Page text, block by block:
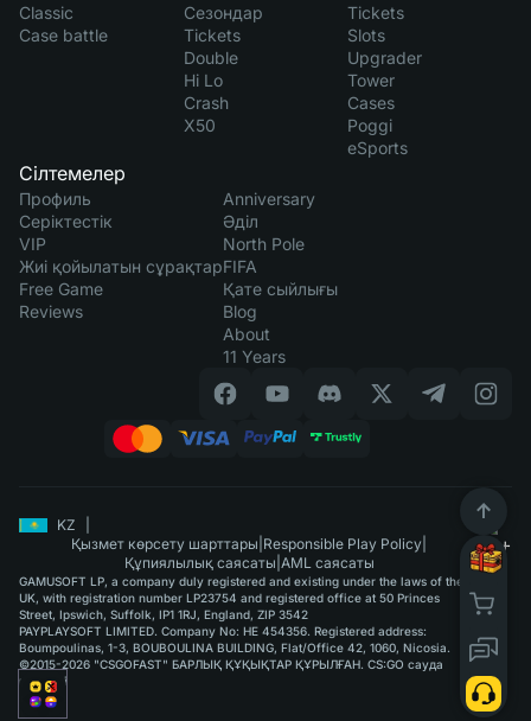
Classic
Case battle
Сезондар
Tickets
Double
Hi Lo
Crash
X50
Tickets
Slots
Upgrader
Tower
Cases
Poggi
eSports
Сілтемелер
Профиль
Серіктестік
VIP
Жиі қойылатын сұрақтар
Free Game
Reviews
Anniversary
Әділ
North Pole
FIFA
Қате сыйлығы
Blog
About
11 Years
KZ
Қызмет көрсету шарттары Responsible Play Policy
Құпиялылық саясаты AML саясаты
GAMUSOFT LP, a company duly registered and existing under the laws of the
UK, with registration number LP23754 and registered office at 50 Princes
Street, Ipswich, Suffolk, IP1 1RJ, England, ZIP 3542
PAYPLAYSOFT LIMITED. Company No: HE 454356. Registered address:
Boumpoulinas, 1-3, BOUBOULINA BUILDING, Flat/Office 42, 1060, Nicosia.
©2015-2026 "CSGOFAST" БАРЛЫҚ ҚҰҚЫҚТАР ҚҰРЫЛҒАН. CS:GO сауда
қызметі